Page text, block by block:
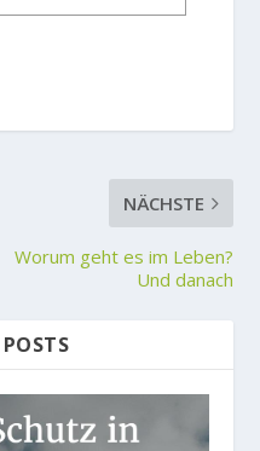
NÄCHSTE
Worum geht es im Leben?
Und danach